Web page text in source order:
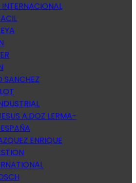
SANCHEZ
A.DOZ LERMA-
ENRIQUE